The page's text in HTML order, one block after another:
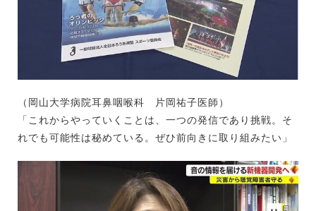
（岡山大学病院耳鼻咽喉科 片岡祐子医師）
「これからやっていくことは、一つの発信であり挑戦。そ
れでも可能性は秘めている。ぜひ前向きに取り組みたい」